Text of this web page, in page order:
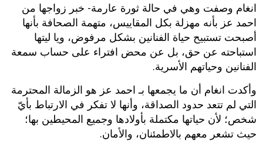
انغام وصفت وهي في حالة ثورة عارمة- خبر زواجها من
احمد عز بأنه مهزلة بكل المقاييس، متهمة الصحافة بأنها
أصبحت تستبيح حياة الفنانين بشكل مرفوض، ويا ليتها
استباحته عن حق، بل عن محض افتراء على حساب سمعة
الفنانين وحياتهم الأسرية.
وأكدت انغام أن ما يجمعها بـ احمد عز هو الزمالة المحترمة
التي لم تتعد حدود الصداقة، وأنها لا تفكر في الارتباط بأيّ
شخص؛ لأن حياتها مكتملة بأولادها وجميع المحيطين بها؛
حيث تشعر معهم بالاطمئنان، والأمان.